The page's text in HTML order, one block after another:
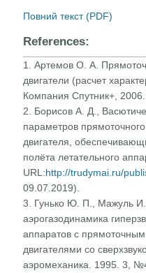
Повний текст (PDF)
References:
1. Артемов О. А.
двигатели (расчет
Компания Спутник+, 2006.
2. Борисов А. Д.,
параметров
двигателя,
полёта летательного
URL:http://trudymai.ru/
09.07.2019).
3. Гунько Ю. П., Мажуль
аэрогазодинамика
аппаратов с
двигателями со
аэромеханика. 1995. 3,